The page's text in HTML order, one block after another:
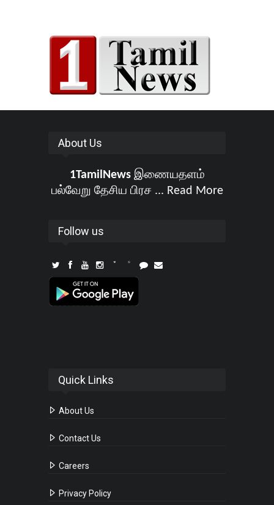
About Us
1TamilNewsஇணையதளம்
பல்வேறு தேசிய பிரச ... Read More
Follow us
Quick Links
About Us
Contact Us
Careers
Privacy Policy